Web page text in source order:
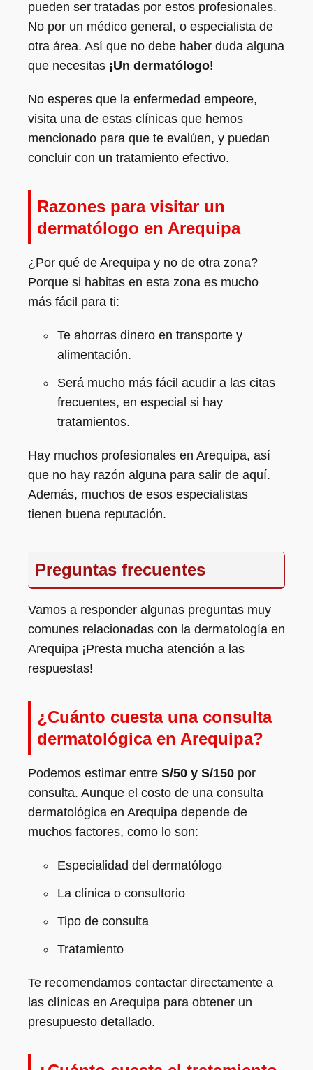
pueden ser tratadas por estos profesionales.
No por un médico general, o especialista de
otra área. Así que no debe haber duda alguna
que necesitas ¡Un dermatólogo!
No esperes que la enfermedad empeore,
visita una de estas clínicas que hemos
mencionado para que te evalúen, y puedan
concluir con un tratamiento efectivo.
Razones para visitar un
dermatólogo en Arequipa
¿Por qué de Arequipa y no de otra zona?
Porque si habitas en esta zona es mucho
más fácil para ti:
Te ahorras dinero en transporte y
alimentación.
Será mucho más fácil acudir a las citas
frecuentes, en especial si hay
tratamientos.
Hay muchos profesionales en Arequipa, así
que no hay razón alguna para salir de aquí.
Además, muchos de esos especialistas
tienen buena reputación.
Preguntas frecuentes
Vamos a responder algunas preguntas muy
comunes relacionadas con la dermatología en
Arequipa ¡Presta mucha atención a las
respuestas!
¿Cuánto cuesta una consulta
dermatológica en Arequipa?
Podemos estimar entre S/50 y S/150 por
consulta. Aunque el costo de una consulta
dermatológica en Arequipa depende de
muchos factores, como lo son:
Especialidad del dermatólogo
La clínica o consultorio
Tipo de consulta
Tratamiento
Te recomendamos contactar directamente a
las clínicas en Arequipa para obtener un
presupuesto detallado.